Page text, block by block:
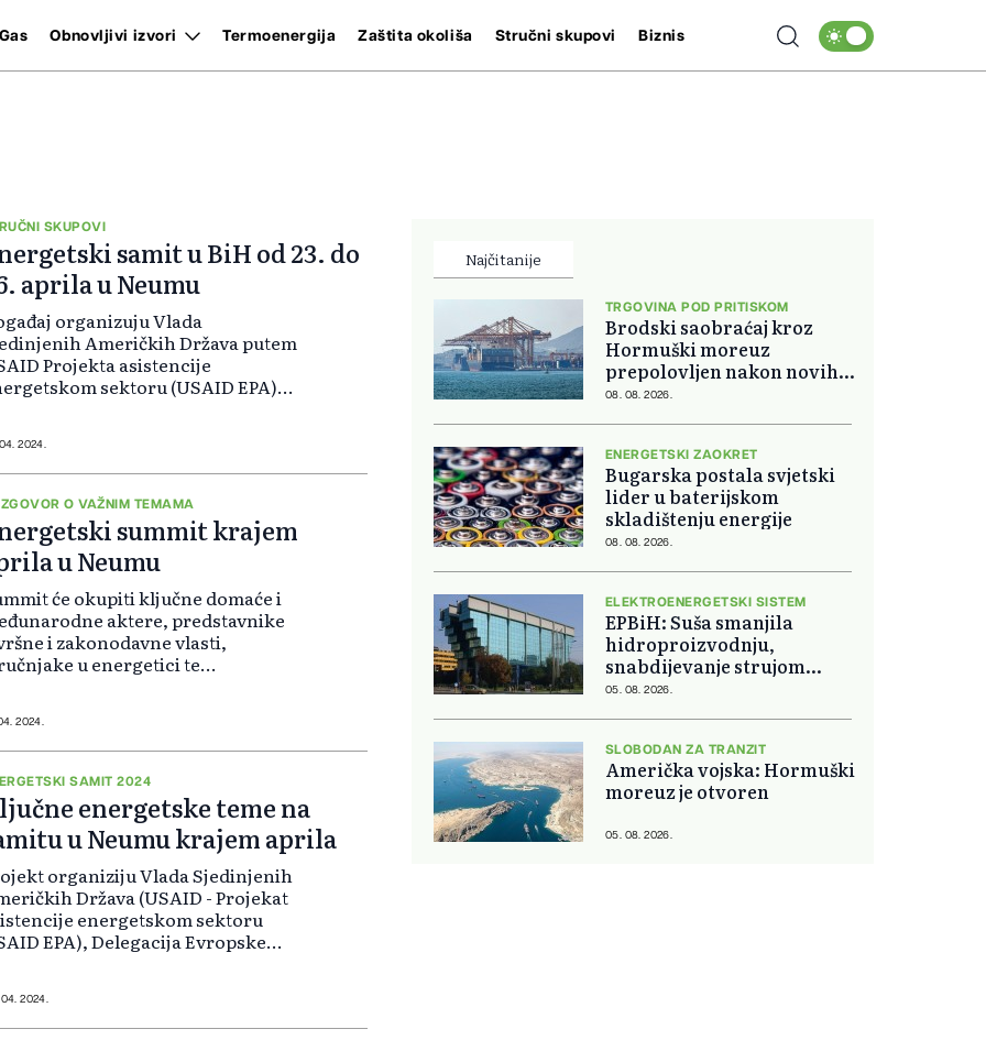
Gas Obnovljivi izvori Termoenergija Zaštita okoliša Stručni skupovi Biznis
SKUPOVI
samit u BiH od 23. do
aprila u Neumu
organizuju Vlada
Američkih Država putem
Projekta asistencije
sektoru (USAID EPA),
Evropske unije u Bosni
Sa...
2024.
O VAŽNIM TEMAMA
summit krajem
u Neumu
će okupiti ključne domaće i
aktere, predstavnike
i zakonodavne vlasti,
u energetici te
se razgovarati o važnim temama
što su...
2024.
SAMIT 2024
energetske teme na
u Neumu krajem aprila
organiziju Vlada Sjedinjenih
Država (USAID - Projekat
energetskom sektoru
EPA), Delegacija Evropske
u Bosni i Hercegovini, Savezn...
2024.
Najčitanije
TRGOVINA POD PRITISKOM
Brodski saobraćaj kroz
Hormuški moreuz
prepolovljen nakon novih
blokada
08. 08. 2026.
ENERGETSKI ZAOKRET
Bugarska postala svjetski
lider u baterijskom
skladištenju energije
08. 08. 2026.
ELEKTROENERGETSKI SISTEM
EPBiH: Suša smanjila
hidroproizvodnju,
snabdijevanje strujom
ostaje stabilno
05. 08. 2026.
SLOBODAN ZA TRANZIT
Američka vojska: Hormuški
moreuz je otvoren
05. 08. 2026.